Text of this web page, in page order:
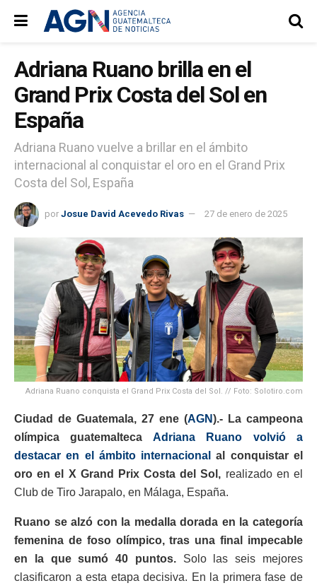
Adriana Ruano brilla en el
Grand Prix Costa del Sol en
España
Adriana Ruano vuelve a brillar en el ámbito
internacional al conquistar el oro en el Grand Prix
Costa del Sol, España
por Josue David Acevedo Rivas 27 de enero de 2025
Adriana Ruano conquista el Grand Prix Costa del Sol. // Foto: Solotiro.com
Ciudad de Guatemala, 27 ene (AGN).- La campeona
olímpica guatemalteca Adriana Ruano volvió a
destacar en el ámbito internacional
al conquistar el
oro en el X Grand Prix Costa del Sol, realizado en el
Club de Tiro Jarapalo, en Málaga, España.
Ruano se alzó con la medalla dorada en la categoría
femenina de foso olímpico, tras una final impecable
en la que sumó 40 puntos.Solo las seis mejores
clasificaron a esta etapa decisiva. En la primera fase de